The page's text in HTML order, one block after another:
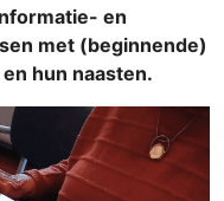
en
met (beginnende)
hun naasten.